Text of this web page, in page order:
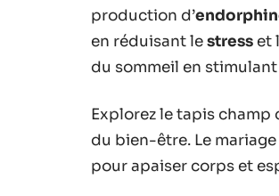
production d’
en réduisant lestress et
du sommeil en
Explorez le tapis
du bien-être. Le
pour apaiser corps et